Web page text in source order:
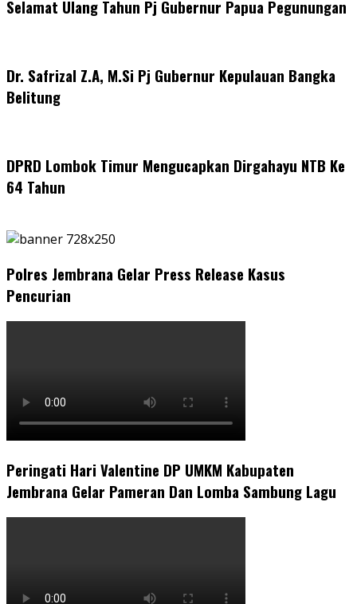
Selamat Ulang Tahun Pj Gubernur Papua Pegunungan
Dr. Safrizal Z.A, M.Si Pj Gubernur Kepulauan Bangka
Belitung
DPRD Lombok Timur Mengucapkan Dirgahayu NTB Ke
64 Tahun
Polres Jembrana Gelar Press Release Kasus
Pencurian
Peringati Hari Valentine DP UMKM Kabupaten
Jembrana Gelar Pameran Dan Lomba Sambung Lagu